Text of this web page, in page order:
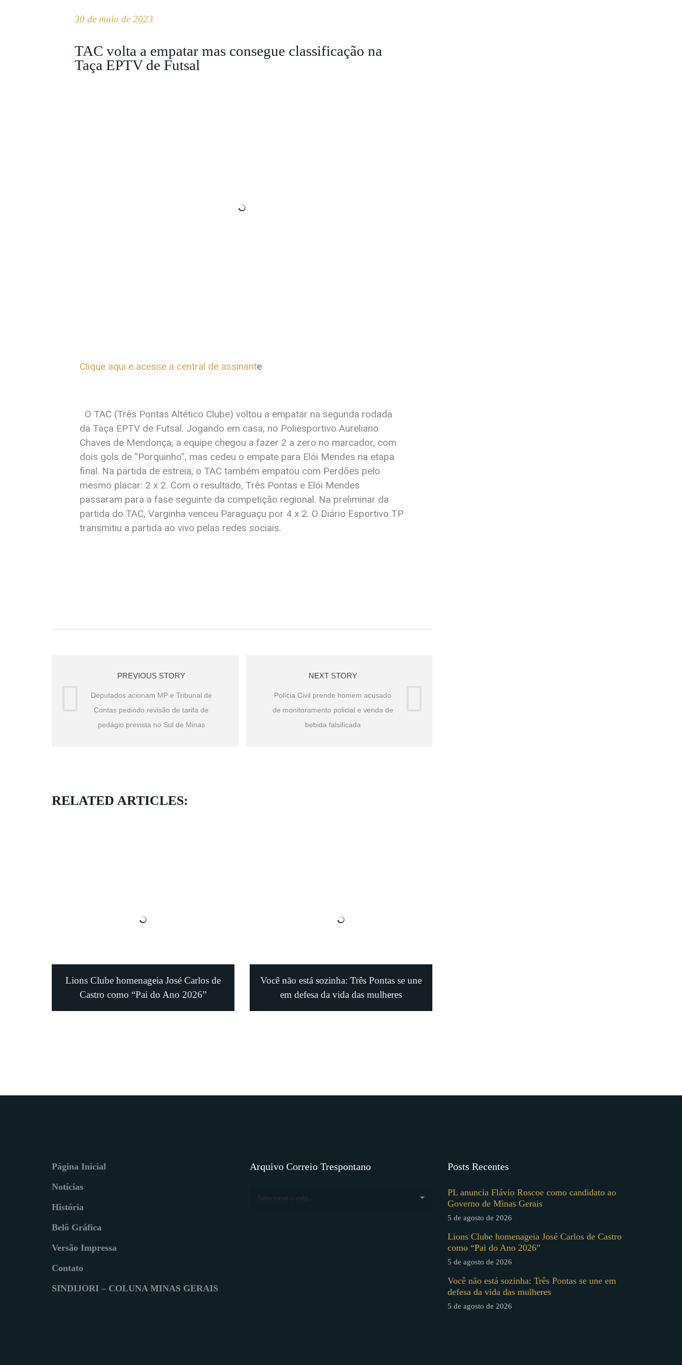
30 de maio de 2023
TAC volta a empatar mas consegue classificação na
Taça EPTV de Futsal
Clique aqui e acesse a central de assinante
O TAC (Três Pontas Altético Clube) voltou a empatar na segunda rodada
da Taça EPTV de Futsal. Jogando em casa, no Poliesportivo Aureliano
Chaves de Mendonça, a equipe chegou a fazer 2 a zero no marcador, com
dois gols de “Porquinho”, mas cedeu o empate para Elói Mendes na etapa
final. Na partida de estreia, o TAC também empatou com Perdões pelo
mesmo placar: 2 x 2. Com o resultado, Três Pontas e Elói Mendes
passaram para a fase seguinte da competição regional. Na preliminar da
partida do TAC, Varginha venceu Paraguaçu por 4 x 2. O Diário Esportivo TP
transmitiu a partida ao vivo pelas redes sociais.
PREVIOUS STORY
Deputados acionam MP e Tribunal de
Contas pedindo revisão de tarifa de
pedágio prevista no Sul de Minas
NEXT STORY
Polícia Civil prende homem acusado
de monitoramento policial e venda de
bebida falsificada
RELATED ARTICLES:
Lions Clube homenageia José Carlos de
Castro como “Pai do Ano 2026”
Você não está sozinha: Três Pontas se une
em defesa da vida das mulheres
Página Inicial
Notícias
História
Belô Gráfica
Versão Impressa
Contato
SINDIJORI – COLUNA MINAS GERAIS
Arquivo Correio Trespontano
Selecionar o mês
Posts Recentes
PL anuncia Flávio Roscoe como candidato ao
Governo de Minas Gerais
5 de agosto de 2026
Lions Clube homenageia José Carlos de Castro
como “Pai do Ano 2026”
5 de agosto de 2026
Você não está sozinha: Três Pontas se une em
defesa da vida das mulheres
5 de agosto de 2026